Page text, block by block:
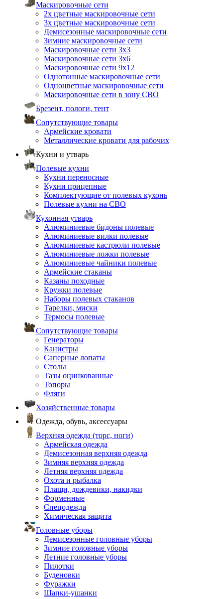
Маскировочные сети
2х цветные маскировочные сети
3х цветные маскировочные сети
Демисезонные маскировочные сети
Зимние маскировочные сети
Маскировочные сети 3х3
Маскировочные сети 3х6
Маскировочные сети 9х12
Однотонные маскировочные сети
Одноцветные маскировочные сети
Маскировочные сети в зону СВО
Брезент, пологи, тент
Сопутствующие товары
Армейские кровати
Металлические кровати для рабочих
Кухни и утварь
Полевые кухни
Кухни переносные
Кухни прицепные
Комплектующие от полевых кухонь
Полевые кухни на СВО
Кухонная утварь
Алюминиевые бидоны полевые
Алюминиевые вилки полевые
Алюминиевые кастрюли полевые
Алюминиевые ложки полевые
Алюминиевые чайники полевые
Армейские стаканы
Казаны походные
Кружки полевые
Наборы полевых стаканов
Тарелки, миски
Термосы полевые
Сопутствующие товары
Генераторы
Канистры
Саперные лопаты
Столы
Тазы оцинкованные
Топоры
Фляги
Хозяйственные товары
Одежда, обувь, аксессуары
Верхняя одежда (торс, ноги)
Армейская одежда
Демисезонная верхняя одежда
Зимняя верхняя одежда
Летняя верхняя одежда
Охота и рыбалка
Плащи, дождевики, накидки
Форменные
Спецодежда
Химическая защита
Головные уборы
Демисезонные головные уборы
Зимние головные уборы
Летние головные уборы
Пилотки
Буденовки
Фуражки
Шапки-ушанки